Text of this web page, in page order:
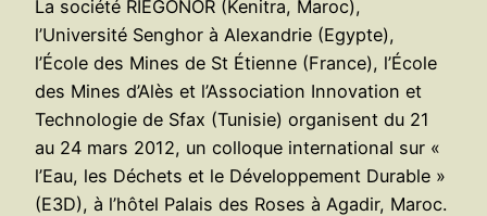
La société RIEGONOR (Kenitra, Maroc),
l’Université Senghor à Alexandrie (Egypte),
l’École des Mines de St Étienne (France), l’École
des Mines d’Alès et l’Association Innovation et
Technologie de Sfax (Tunisie) organisent du 21
au 24 mars 2012, un colloque international sur «
l’Eau, les Déchets et le Développement Durable »
(E3D), à l’hôtel Palais des Roses à Agadir, Maroc.